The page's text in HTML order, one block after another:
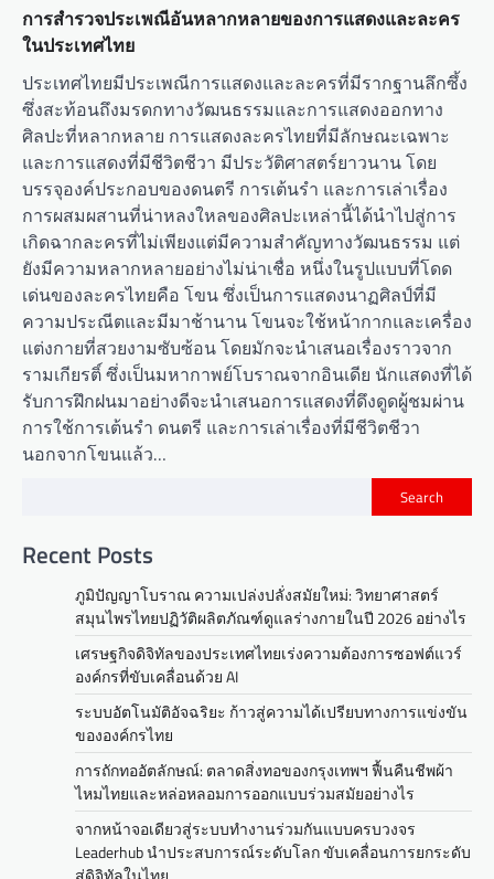
การสำรวจประเพณีอันหลากหลายของการแสดงและละคร
ในประเทศไทย
ประเทศไทยมีประเพณีการแสดงและละครที่มีรากฐานลึกซึ้ง
ซึ่งสะท้อนถึงมรดกทางวัฒนธรรมและการแสดงออกทาง
ศิลปะที่หลากหลาย การแสดงละครไทยที่มีลักษณะเฉพาะ
และการแสดงที่มีชีวิตชีวา มีประวัติศาสตร์ยาวนาน โดย
บรรจุองค์ประกอบของดนตรี การเต้นรำ และการเล่าเรื่อง
การผสมผสานที่น่าหลงใหลของศิลปะเหล่านี้ได้นำไปสู่การ
เกิดฉากละครที่ไม่เพียงแต่มีความสำคัญทางวัฒนธรรม แต่
ยังมีความหลากหลายอย่างไม่น่าเชื่อ หนึ่งในรูปแบบที่โดด
เด่นของละครไทยคือ โขน ซึ่งเป็นการแสดงนาฏศิลป์ที่มี
ความประณีตและมีมาช้านาน โขนจะใช้หน้ากากและเครื่อง
แต่งกายที่สวยงามซับซ้อน โดยมักจะนำเสนอเรื่องราวจาก
รามเกียรติ์ ซึ่งเป็นมหากาพย์โบราณจากอินเดีย นักแสดงที่ได้
รับการฝึกฝนมาอย่างดีจะนำเสนอการแสดงที่ดึงดูดผู้ชมผ่าน
การใช้การเต้นรำ ดนตรี และการเล่าเรื่องที่มีชีวิตชีวา
นอกจากโขนแล้ว…
Search
Recent Posts
ภูมิปัญญาโบราณ ความเปล่งปลั่งสมัยใหม่: วิทยาศาสตร์
สมุนไพรไทยปฏิวัติผลิตภัณฑ์ดูแลร่างกายในปี 2026 อย่างไร
เศรษฐกิจดิจิทัลของประเทศไทยเร่งความต้องการซอฟต์แวร์
องค์กรที่ขับเคลื่อนด้วย AI
ระบบอัตโนมัติอัจฉริยะ ก้าวสู่ความได้เปรียบทางการแข่งขัน
ขององค์กรไทย
การถักทออัตลักษณ์: ตลาดสิ่งทอของกรุงเทพฯ ฟื้นคืนชีพผ้า
ไหมไทยและหล่อหลอมการออกแบบร่วมสมัยอย่างไร
จากหน้าจอเดียวสู่ระบบทำงานร่วมกันแบบครบวงจร
Leaderhub นำประสบการณ์ระดับโลก ขับเคลื่อนการยกระดับ